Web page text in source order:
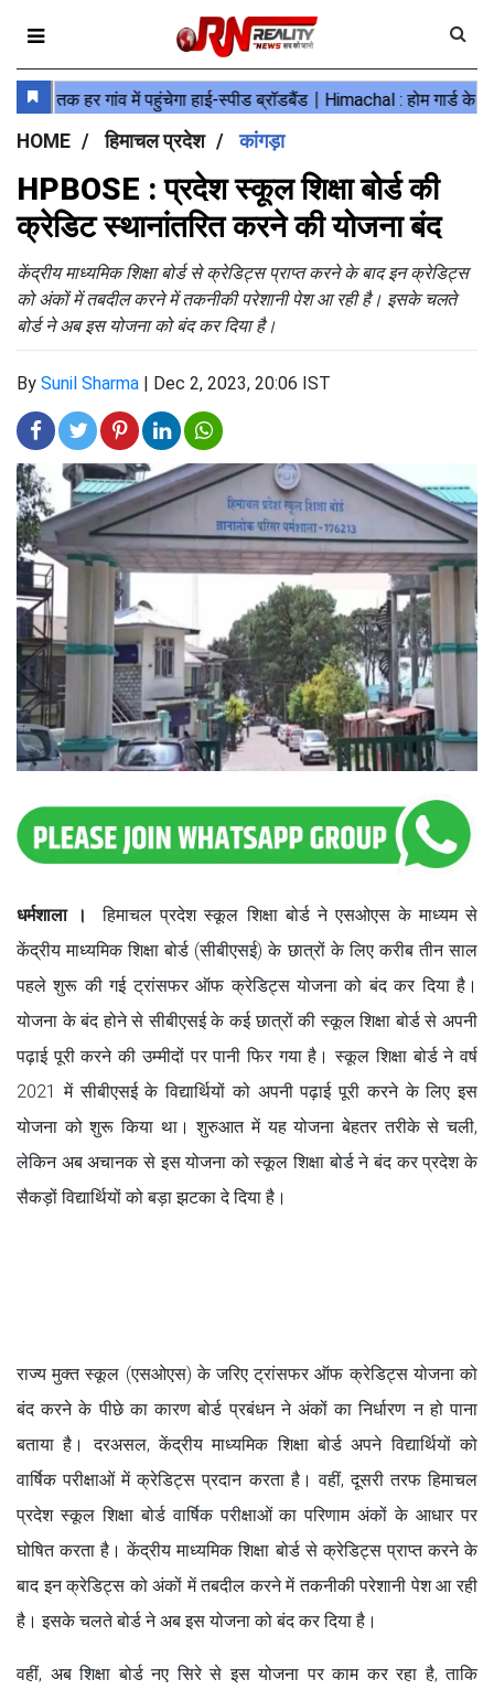
HOME हिमाचल प्रदेश कांगड़ा
HPBOSE : प्रदेश स्कूल शिक्षा बोर्ड की
क्रेडिट स्थानांतरित करने की योजना बंद
केंद्रीय माध्यमिक शिक्षा बोर्ड से क्रेडिट्स प्राप्त करने के बाद इन क्रेडिट्स
को अंकों में तबदील करने में तकनीकी परेशानी पेश आ रही है। इसके चलते
बोर्ड ने अब इस योजना को बंद कर दिया है।
By Sunil Sharma | Dec 2, 2023, 20:06 IST
धर्मशाला ।
हिमाचल प्रदेश स्कूल शिक्षा बोर्ड ने एसओएस के माध्यम से
केंद्रीय माध्यमिक शिक्षा बोर्ड (सीबीएसई) के छात्रों के लिए करीब तीन साल
पहले शुरू की गई ट्रांसफर ऑफ क्रेडिट्स योजना को बंद कर दिया है।
योजना के बंद होने से सीबीएसई के कई छात्रों की स्कूल शिक्षा बोर्ड से अपनी
पढ़ाई पूरी करने की उम्मीदों पर पानी फिर गया है। स्कूल शिक्षा बोर्ड ने वर्ष
2021 में सीबीएसई के विद्यार्थियों को अपनी पढ़ाई पूरी करने के लिए इस
योजना को शुरू किया था। शुरुआत में यह योजना बेहतर तरीके से चली,
लेकिन अब अचानक से इस योजना को स्कूल शिक्षा बोर्ड ने बंद कर प्रदेश के
सैकड़ों विद्यार्थियों को बड़ा झटका दे दिया है।
राज्य मुक्त स्कूल (एसओएस) के जरिए ट्रांसफर ऑफ क्रेडिट्स योजना को
बंद करने के पीछे का कारण बोर्ड प्रबंधन ने अंकों का निर्धारण न हो पाना
बताया है। दरअसल, केंद्रीय माध्यमिक शिक्षा बोर्ड अपने विद्यार्थियों को
वार्षिक परीक्षाओं में क्रेडिट्स प्रदान करता है। वहीं, दूसरी तरफ हिमाचल
प्रदेश स्कूल शिक्षा बोर्ड वार्षिक परीक्षाओं का परिणाम अंकों के आधार पर
घोषित करता है। केंद्रीय माध्यमिक शिक्षा बोर्ड से क्रेडिट्स प्राप्त करने के
बाद इन क्रेडिट्स को अंकों में तबदील करने में तकनीकी परेशानी पेश आ रही
है। इसके चलते बोर्ड ने अब इस योजना को बंद कर दिया है।
वहीं, अब शिक्षा बोर्ड नए सिरे से इस योजना पर काम कर रहा है, ताकि